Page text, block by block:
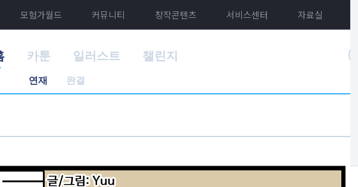
모험가월드 커뮤니티 창작콘텐츠 서비스센터 자료실
카툰
연재 완결
일러스트 챌린지